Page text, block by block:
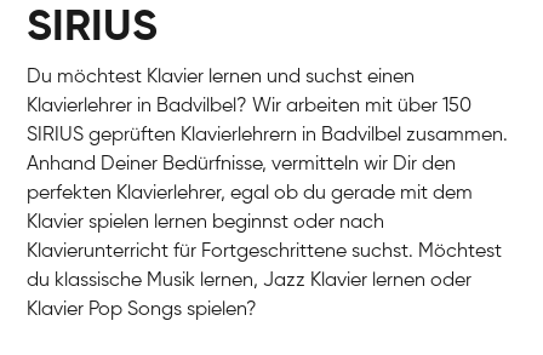
SIRIUS
Du möchtest Klavier lernen und suchst einen
Klavierlehrer in Badvilbel? Wir arbeiten mit über 150
SIRIUS geprüften Klavierlehrern in Badvilbel zusammen.
Anhand Deiner Bedürfnisse, vermitteln wir Dir den
perfekten Klavierlehrer, egal ob du gerade mit dem
Klavier spielen lernen beginnst oder nach
Klavierunterricht für Fortgeschrittene suchst. Möchtest
du klassische Musik lernen, Jazz Klavier lernen oder
Klavier Pop Songs spielen?